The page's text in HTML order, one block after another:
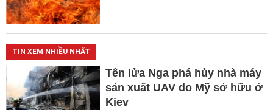
TIN XEM NHIỀU NHẤT
Tên lửa Nga phá hủy nhà máy
sản xuất UAV do Mỹ sở hữu ở
Kiev